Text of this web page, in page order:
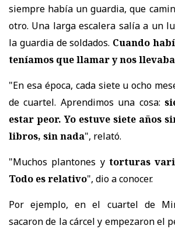
siempre había un guardia, que
otro. Una larga escalera salía a un
la guardia de soldados. Cuando
teníamos que llamar y nos
"En esa época, cada siete u ocho
de cuartel. Aprendimos una cosa:
estar peor. Yo estuve siete años
libros, sin nada", relató.
"Muchos plantones y torturas
Todo es relativo", dio a conocer.
Por ejemplo, en el cuartel de
sacaron de la cárcel y empezaron el